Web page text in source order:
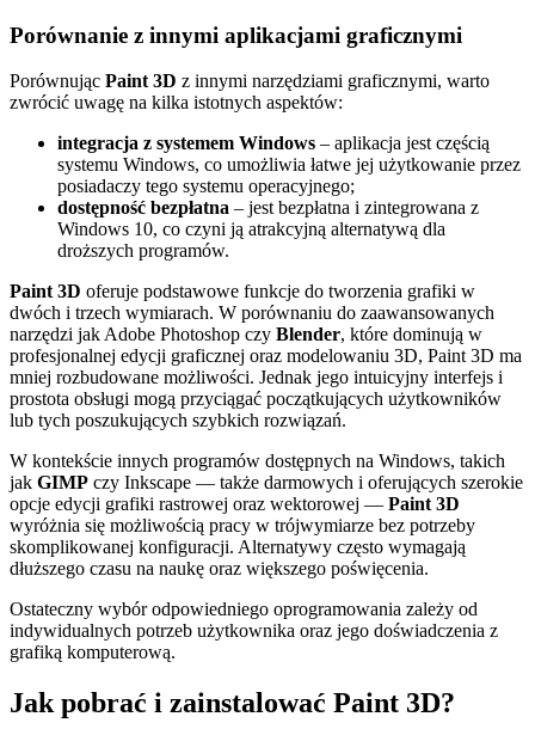
Porównanie z innymi aplikacjami graficznymi
Porównując Paint 3D z innymi narzędziami graficznymi, warto
zwrócić uwagę na kilka istotnych aspektów:
integracja z systemem Windows – aplikacja jest częścią
systemu Windows, co umożliwia łatwe jej użytkowanie przez
posiadaczy tego systemu operacyjnego;
dostępność bezpłatna – jest bezpłatna i zintegrowana z
Windows 10, co czyni ją atrakcyjną alternatywą dla
droższych programów.
Paint 3D oferuje podstawowe funkcje do tworzenia grafiki w
dwóch i trzech wymiarach. W porównaniu do zaawansowanych
narzędzi jak Adobe Photoshop czy Blender, które dominują w
profesjonalnej edycji graficznej oraz modelowaniu 3D, Paint 3D ma
mniej rozbudowane możliwości. Jednak jego intuicyjny interfejs i
prostota obsługi mogą przyciągać początkujących użytkowników
lub tych poszukujących szybkich rozwiązań.
W kontekście innych programów dostępnych na Windows, takich
jak GIMP czy Inkscape — także darmowych i oferujących szerokie
opcje edycji grafiki rastrowej oraz wektorowej — Paint 3D
wyróżnia się możliwością pracy w trójwymiarze bez potrzeby
skomplikowanej konfiguracji. Alternatywy często wymagają
dłuższego czasu na naukę oraz większego poświęcenia.
Ostateczny wybór odpowiedniego oprogramowania zależy od
indywidualnych potrzeb użytkownika oraz jego doświadczenia z
grafiką komputerową.
Jak pobrać i zainstalować Paint 3D?